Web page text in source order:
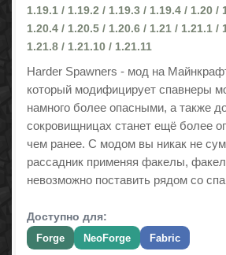
1.19.1 / 1.19.2 / 1.19.3 / 1.19.4 / 1.20 /
1.20.4 / 1.20.5 / 1.20.6 / 1.21 / 1.21.1 /
1.21.8 / 1.21.10 / 1.21.11
Harder Spawners - мод на
который модифицирует спавнеры
намного более опасными, а также
сокровищницах станет ещё более
чем ранее. С модом вы никак не
рассадник применяя факелы,
невозможно поставить рядом со
Доступно для:
Forge NeoForge Fabric